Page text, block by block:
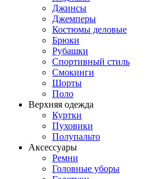
Джинсы
Джемперы
Костюмы деловые
Брюки
Рубашки
Спортивный стиль
Смокинги
Шорты
Поло
Верхняя одежда
Куртки
Пуховики
Полупальто
Аксессуары
Ремни
Головные уборы